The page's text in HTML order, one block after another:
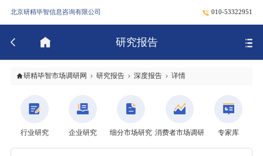
北京研精毕智信息咨询有限公司 010-53322951
研究报告
研精毕智市场调研网 研究报告 深度报告 详情
行业研究 企业研究 细分市场研究 消费者市场调研 专家库